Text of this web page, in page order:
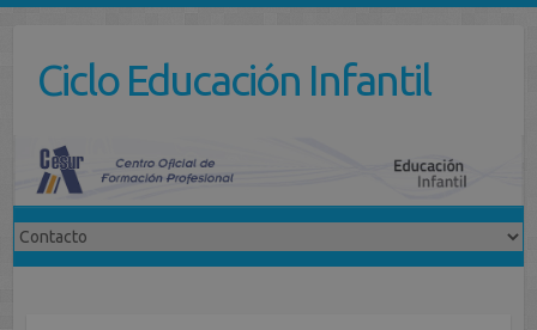
contenidoCiclo Educación Infantil